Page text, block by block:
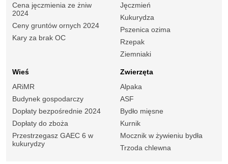
Cena jęczmienia ze żniw
2024
Ceny gruntów ornych 2024
Kary za brak OC
Jęczmień
Kukurydza
Pszenica ozima
Rzepak
Ziemniaki
Wieś
ARiMR
Budynek gospodarczy
Dopłaty bezpośrednie 2024
Dopłaty do zboża
Przestrzegasz GAEC 6 w
kukurydzy
Zwierzęta
Alpaka
ASF
Bydło mięsne
Kurnik
Mocznik w żywieniu bydła
Trzoda chlewna